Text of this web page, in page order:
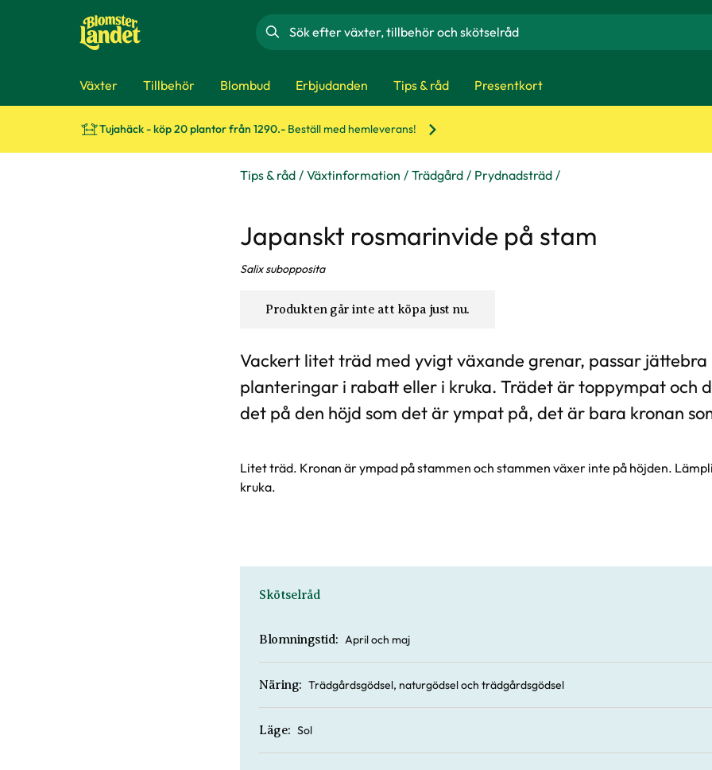
Sök
Växter Tillbehör Blombud Erbjudanden Tips & råd Presentkort
Tujahäck - köp 20 plantor från 1290.- Beställ med hemleverans!
Tips & råd Växtinformation Trädgård Prydnadsträd
Japanskt rosmarinvide på stam
Salix subopposita
Produkten går inte att köpa just nu.
Vackert litet träd med yvigt växande grenar, passar jättebra
planteringar i rabatt eller i kruka. Trädet är toppympat och
det på den höjd som det är ympat på, det är bara kronan
Litet träd. Kronan är ympad på stammen och stammen växer inte på höjden.
kruka.
Skötselråd
Blomningstid: April och maj
Näring: Trädgårdsgödsel, naturgödsel och trädgårdsgödsel
Läge: Sol